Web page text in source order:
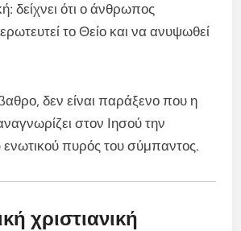
δείχνει ότι ο άνθρωπος
το Θείο και να ανυψωθεί
δεν είναι παράξενο που η
στον Ιησού την
πυρός του σύμπαντος.
χριστιανική